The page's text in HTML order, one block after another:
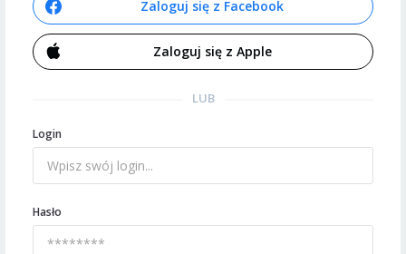
Zaloguj się z Facebook
Zaloguj się z Apple
LUB
Login
Hasło